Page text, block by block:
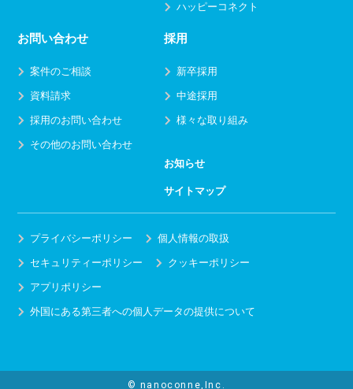
ハッピーコネクト
お問い合わせ
案件のご相談
資料請求
採用のお問い合わせ
その他のお問い合わせ
採用
新卒採用
中途採用
様々な取り組み
お知らせ
サイトマップ
プライバシーポリシー 個人情報の取扱
セキュリティーポリシー クッキーポリシー
アプリポリシー
外国にある第三者への個人データの提供について
© nanoconne,Inc.